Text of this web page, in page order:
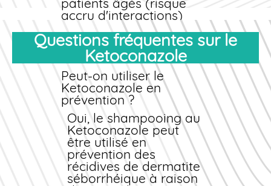
patients âgés (risque
accru d'interactions)
Éviter l'exposition solaire
prolongée
(photosensibilisation
possible)
Ne pas appliquer sur
peau lésée ou
muqueuses (formes
topiques)
Attention en cas
d'insuffisance rénale
modérée
Grossesse et allaitement
Les formes topiques
Questions fréquentes sur le
Ketoconazole
Peut-on utiliser le
Ketoconazole en
prévention ?
Oui, le shampooing au
Ketoconazole peut
être utilisé en
prévention des
récidives de dermatite
séborrhéique à raison